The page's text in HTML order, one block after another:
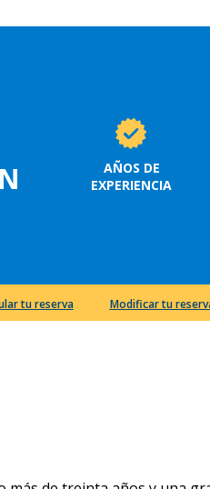
AÑOS DE
EXPERIENCIA
tu reserva Modificar tu